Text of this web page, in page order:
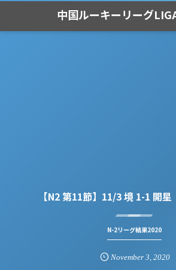
中国ルーキーリーグ
【N2 第11節】11/3 境 1-1 開星
N-2リーグ結果2020
November 3 ,2020